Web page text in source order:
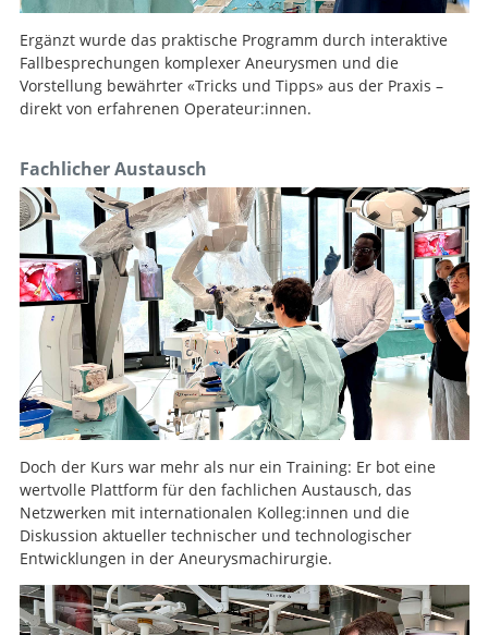
Ergänzt wurde das praktische Programm durch interaktive
Fallbesprechungen komplexer Aneurysmen und die
Vorstellung bewährter «Tricks und Tipps» aus der Praxis –
direkt von erfahrenen Operateur:innen.
Fachlicher Austausch
Doch der Kurs war mehr als nur ein Training: Er bot eine
wertvolle Plattform für den fachlichen Austausch, das
Netzwerken mit internationalen Kolleg:innen und die
Diskussion aktueller technischer und technologischer
Entwicklungen in der Aneurysmachirurgie.